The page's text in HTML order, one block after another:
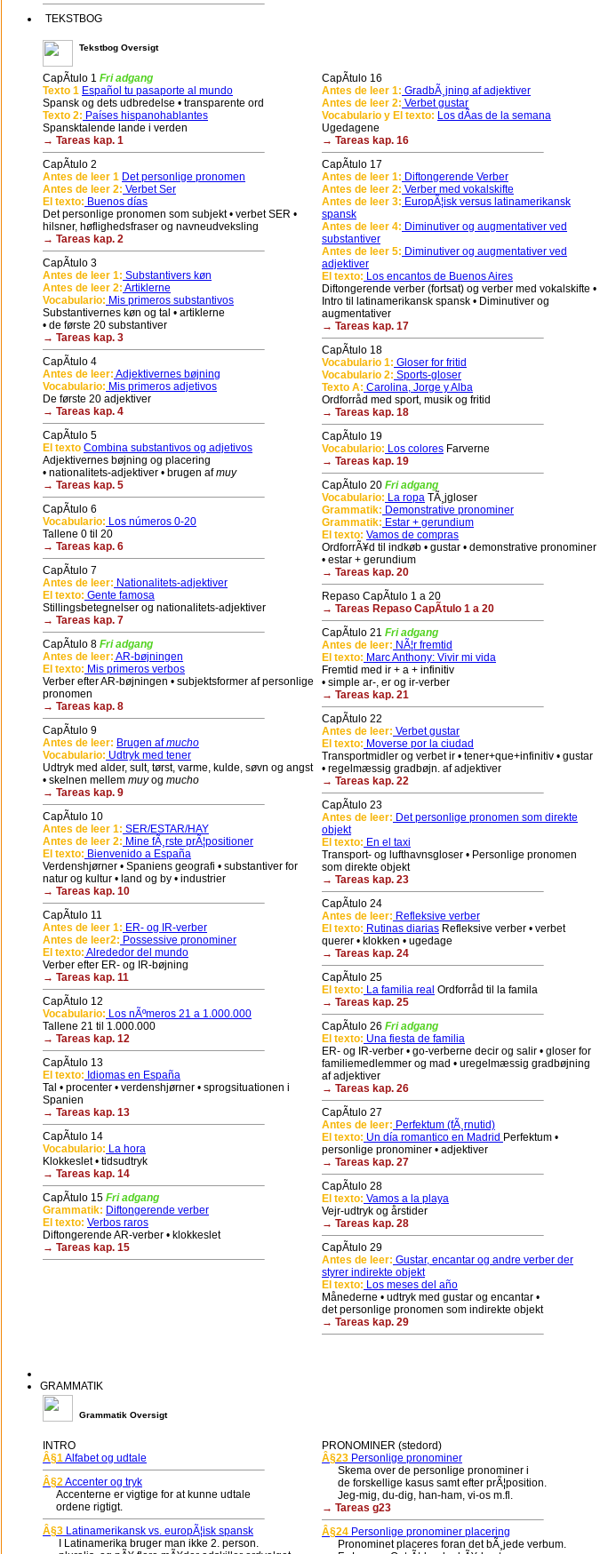
TEKSTBOG
Tekstbog Oversigt
CapÃ­tulo 1 Fri adgang
Texto 1 Español tu pasaporte al mundo
Spansk og dets udbredelse • transparente ord
Texto 2: Países hispanohablantes
Spansktalende lande i verden
→ Tareas kap. 1
CapÃ­tulo 2
Antes de leer 1 Det personlige pronomen
Antes de leer 2: Verbet Ser
El texto: Buenos días
Det personlige pronomen som subjekt • verbet SER •
hilsner, høflighedsfraser og navneudveksling
→ Tareas kap. 2
CapÃ­tulo 3
Antes de leer 1: Substantivers køn
Antes de leer 2: Artiklerne
Vocabulario: Mis primeros substantivos
Substantivernes køn og tal • artiklerne
• de første 20 substantiver
→ Tareas kap. 3
CapÃ­tulo 4
Antes de leer: Adjektivernes bøjning
Vocabulario: Mis primeros adjetivos
De første 20 adjektiver
→ Tareas kap. 4
CapÃ­tulo 5
El texto Combina substantivos og adjetivos
Adjektivernes bøjning og placering
• nationalitets-adjektiver • brugen afmuy
→ Tareas kap. 5
CapÃ­tulo 6
Vocabulario: Los números 0-20
Tallene 0 til 20
→ Tareas kap. 6
CapÃ­tulo 7
Antes de leer: Nationalitets-adjektiver
El texto: Gente famosa
Stillingsbetegnelser og nationalitets-adjektiver
→ Tareas kap. 7
CapÃ­tulo 8 Fri adgang
Antes de leer: AR-bøjningen
El texto: Mis primeros verbos
Verber efter AR-bøjningen • subjektsformer af personlige
pronomen
→ Tareas kap. 8
CapÃ­tulo 9
Antes de leer: Brugen afmucho
Vocabulario: Udtryk med tener
Udtryk med alder, sult, tørst, varme, kulde, søvn og angst
• skelnen mellem muyog mucho
→ Tareas kap. 9
CapÃ­tulo 10
Antes de leer 1: SER/ESTAR/HAY
Antes de leer 2: Mine fÃ¸rste prÃ¦positioner
El texto: Bienvenido a España
Verdenshjørner • Spaniens geografi • substantiver for
natur og kultur • land og by • industrier
→ Tareas kap. 10
CapÃ­tulo 11
Antes de leer 1: ER- og IR-verber
Antes de leer2: Possessive pronominer
El texto: Alrededor del mundo
Verber efter ER- og IR-bøjning
→ Tareas kap. 11
CapÃ­tulo 12
Vocabulario: Los nÃºmeros 21 a 1.000.000
Tallene 21 til 1.000.000
→ Tareas kap. 12
CapÃ­tulo 13
El texto: Idiomas en España
Tal • procenter • verdenshjørner • sprogsituationen i
Spanien
→ Tareas kap. 13
CapÃ­tulo 14
Vocabulario: La hora
Klokkeslet • tidsudtryk
→ Tareas kap. 14
CapÃ­tulo 15 Fri adgang
Grammatik: Diftongerende verber
El texto: Verbos raros
Diftongerende AR-verber • klokkeslet
→ Tareas kap. 15
CapÃ­tulo 16
Antes de leer 1: GradbÃ¸jning af adjektiver
Antes de leer 2: Verbet gustar
Vocabulario y El texto: Los dÃ­as de la semana
Ugedagene
→ Tareas kap. 16
CapÃ­tulo 17
Antes de leer 1: Diftongerende Verber
Antes de leer 2: Verber med vokalskifte
Antes de leer 3: EuropÃ¦isk versus latinamerikansk
spansk
Antes de leer 4: Diminutiver og augmentativer ved
substantiver
Antes de leer 5: Diminutiver og augmentativer ved
adjektiver
El texto: Los encantos de Buenos Aires
Diftongerende verber (fortsat) og verber med vokalskifte •
Intro til latinamerikansk spansk • Diminutiver og
augmentativer
→ Tareas kap. 17
CapÃ­tulo 18
Vocabulario 1: Gloser for fritid
Vocabulario 2: Sports-gloser
Texto A: Carolina, Jorge y Alba
Ordforråd med sport, musik og fritid
→ Tareas kap. 18
CapÃ­tulo 19
Vocabulario: Los colores Farverne
→ Tareas kap. 19
CapÃ­tulo 20 Fri adgang
Vocabulario: La ropa TÃ¸jgloser
Grammatik: Demonstrative pronominer
Grammatik: Estar + gerundium
El texto: Vamos de compras
OrdforrÃ¥d til indkøb • gustar • demonstrative pronominer
• estar + gerundium
→ Tareas kap. 20
Repaso CapÃ­tulo 1 a 20
→ Tareas Repaso CapÃ­tulo 1 a 20
CapÃ­tulo 21 Fri adgang
Antes de leer: NÃ¦r fremtid
El texto: Marc Anthony: Vivir mi vida
Fremtid med ir + a + infinitiv
• simple ar-, er og ir-verber
→ Tareas kap. 21
CapÃ­tulo 22
Antes de leer: Verbet gustar
El texto: Moverse por la ciudad
Transportmidler og verbet ir • tener+que+infinitiv • gustar
• regelmæssig gradbøjn. af adjektiver
→ Tareas kap. 22
CapÃ­tulo 23
Antes de leer: Det personlige pronomen som direkte
objekt
El texto: En el taxi
Transport- og lufthavnsgloser • Personlige pronomen
som direkte objekt
→ Tareas kap. 23
CapÃ­tulo 24
Antes de leer: Refleksive verber
El texto: Rutinas diarias Refleksive verber • verbet
querer • klokken • ugedage
→ Tareas kap. 24
CapÃ­tulo 25
El texto: La familia real Ordforråd til la famila
→ Tareas kap. 25
CapÃ­tulo 26 Fri adgang
El texto: Una fiesta de familia
ER- og IR-verber • go-verberne decir og salir • gloser for
familiemedlemmer og mad • uregelmæssig gradbøjning
af adjektiver
→ Tareas kap. 26
CapÃ­tulo 27
Antes de leer: Perfektum (fÃ¸rnutid)
El texto: Un día romantico en Madrid Perfektum •
personlige pronominer • adjektiver
→ Tareas kap. 27
CapÃ­tulo 28
El texto: Vamos a la playa
Vejr-udtryk og årstider
→ Tareas kap. 28
CapÃ­tulo 29
Antes de leer: Gustar, encantar og andre verber der
styrer indirekte objekt
El texto: Los meses del año
Månederne • udtryk med gustar og encantar •
det personlige pronomen som indirekte objekt
→ Tareas kap. 29
GRAMMATIK
Grammatik Oversigt
INTRO
Â§1Alfabet og udtale
Â§2Accenter og tryk
Accenterne er vigtige for at kunne udtale
ordene rigtigt.
Â§3 Latinamerikansk vs. europÃ¦isk spansk
I Latinamerika bruger man ikke 2. person.
PRONOMINER (stedord)
Â§23 Personlige pronominer
Skema over de personlige pronominer i
de forskellige kasus samt efter prÃ¦position.
Jeg-mig, du-dig, han-ham, vi-os m.fl.
→ Tareas g23
Â§24 Personlige pronominer placering
Pronominet placeres foran det bÃ¸jede verbum.